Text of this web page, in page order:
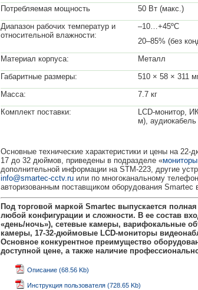
Потребляемая мощность
50 Вт (макс.)
Диапазон рабочих температур и
относительной влажности:
–10…+45ºС
20–85% (без
Материал корпуса:
Металл
Габаритные размеры:
510 × 58 × 311
Масса:
7.7 кг
Комплект поставки:
LCD-монитор,
м),
Основные технические характеристики и цены на
17 до 32 дюймов, приведены в подразделе «
дополнительной информации на STM-223, другие
info@smartec-cctv.ru или по многоканальному
авторизованным поставщиком оборудования
Под торговой маркой Smartec выпускается
любой конфигурации и сложности. В ее состав
«день/ночь»), сетевые камеры, варифокальные
камеры, 17-32-дюймовые LCD-мониторы
Основное конкурентное преимущество
доступной цене, а также наличие
Описание (68.56 Kb)
Инструкция пользователя (728.65 Kb)